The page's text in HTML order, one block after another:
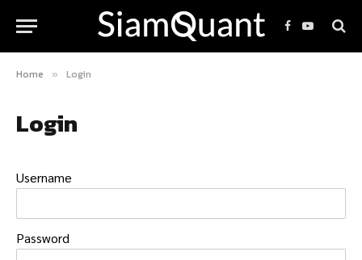
Facebook
YouTube
Home » Login
Login
Username
Password